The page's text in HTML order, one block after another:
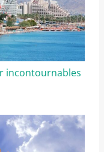
incontournables